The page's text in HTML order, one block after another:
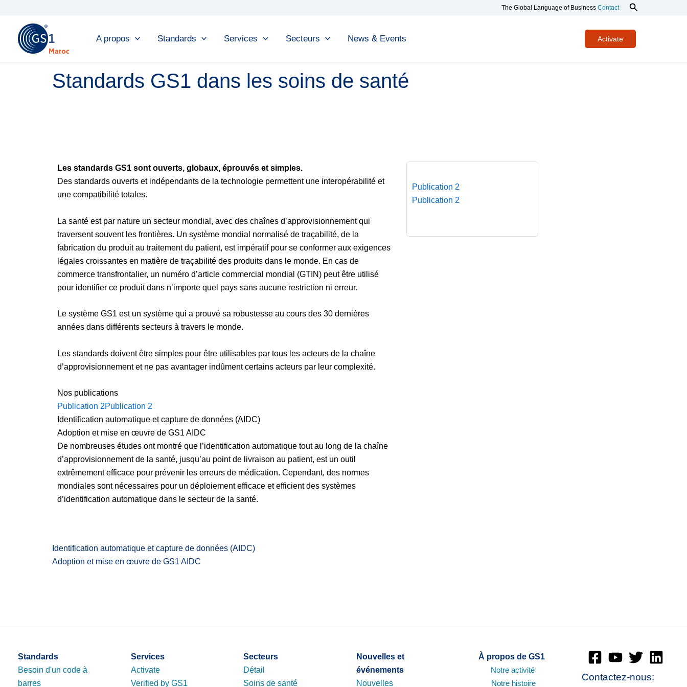
content
The Global Language of Business Contact Search
A propos Standards Services Secteurs News & Events Activate
Standards GS1 dans les soins de santé
Les standards GS1 sont ouverts, globaux, éprouvés et simples.
Des standards ouverts et indépendants de la technologie permettent une interopérabilité et
une compatibilité totales.
La santé est par nature un secteur mondial, avec des chaînes d’approvisionnement qui
traversent souvent les frontières. Un système mondial normalisé de traçabilité, de la
fabrication du produit au traitement du patient, est impératif pour se conformer aux exigences
légales croissantes en matière de traçabilité des produits dans le monde. En cas de
commerce transfrontalier, un numéro d’article commercial mondial (GTIN) peut être utilisé
pour identifier ce produit dans n’importe quel pays sans aucune restriction ni erreur.
Le système GS1 est un système qui a prouvé sa robustesse au cours des 30 dernières
années dans différents secteurs à travers le monde.
Les standards doivent être simples pour être utilisables par tous les acteurs de la chaîne
d’approvisionnement et ne pas avantager indûment certains acteurs par leur complexité.
Nos publications
Publication 2Publication 2
Identification automatique et capture de données (AIDC)
Adoption et mise en œuvre de GS1 AIDC
De nombreuses études ont montré que l’identification automatique tout au long de la chaîne
d’approvisionnement de la santé, jusqu’au point de livraison au patient, est un outil
extrêmement efficace pour prévenir les erreurs de médication. Cependant, des normes
mondiales sont nécessaires pour un déploiement efficace et efficient des systèmes
d’identification automatique dans le secteur de la santé.
Publication 2
Publication 2
Identification automatique et capture de données (AIDC)
Adoption et mise en œuvre de GS1 AIDC
Standards
Besoin d'un code à
barres
Services
Activate
Verified by GS1
Secteurs
Détail
Soins de santé
Nouvelles et
événements
Nouvelles
À propos de GS1
Notreactivité
Notre histoire
Contactez-nous: